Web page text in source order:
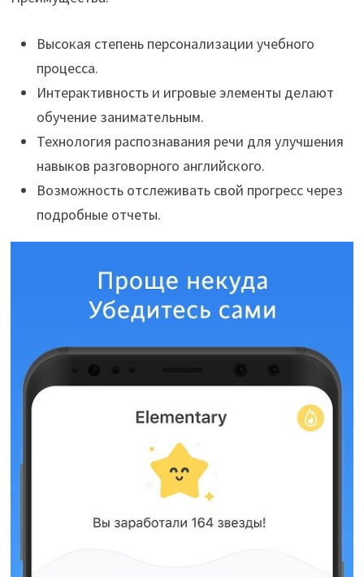
Высокая степень персонализации учебного
процесса.
Интерактивность и игровые элементы делают
обучение занимательным.
Технология распознавания речи для улучшения
навыков разговорного английского.
Возможность отслеживать свой прогресс через
подробные отчеты.